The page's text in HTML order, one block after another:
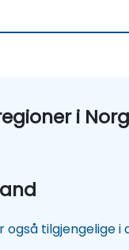
i
også tilgjengelige i